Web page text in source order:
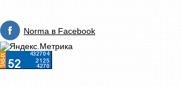
Norma в Facebook